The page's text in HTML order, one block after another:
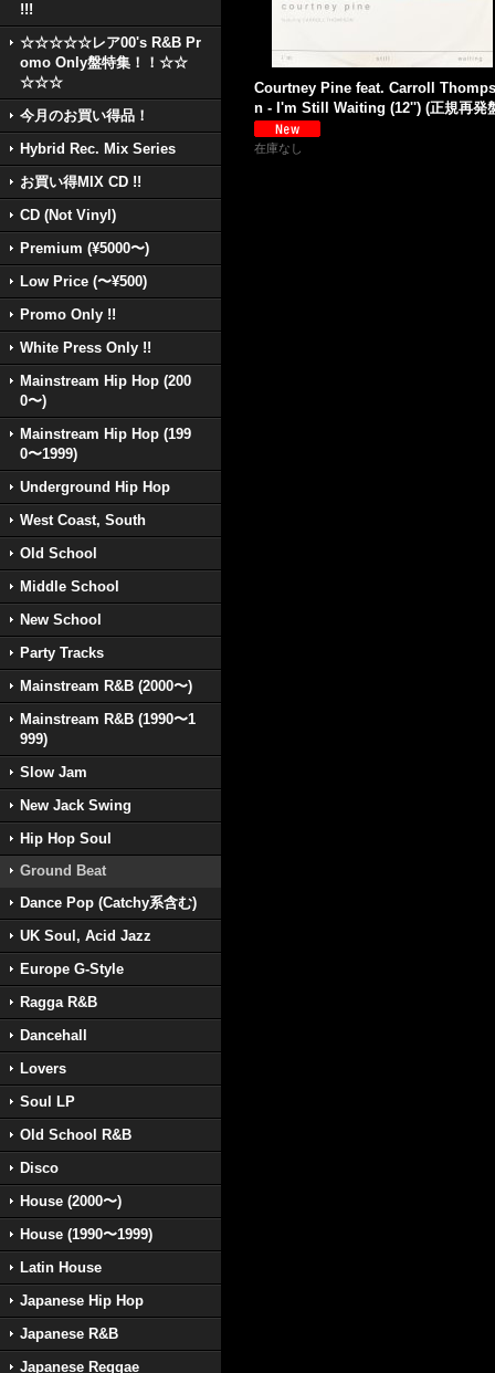
!!!
☆☆☆☆☆レア00's R&B Pr
omo Only盤特集！！☆☆
☆☆☆
今月のお買い得品！
Hybrid Rec. Mix Series
お買い得MIX CD !!
CD (Not Vinyl)
Premium (¥5000〜)
Low Price (〜¥500)
Promo Only !!
White Press Only !!
Mainstream Hip Hop (200
0〜)
Mainstream Hip Hop (199
0〜1999)
Underground Hip Hop
West Coast, South
Old School
Middle School
New School
Party Tracks
Mainstream R&B (2000〜)
Mainstream R&B (1990〜1
999)
Slow Jam
New Jack Swing
Hip Hop Soul
Ground Beat
Dance Pop (Catchy系含む)
UK Soul, Acid Jazz
Europe G-Style
Ragga R&B
Dancehall
Lovers
Soul LP
Old School R&B
Disco
House (2000〜)
House (1990〜1999)
Latin House
Japanese Hip Hop
Japanese R&B
Japanese Reggae
Courtney Pine feat. Carroll
n - I'm Still Waiting (12'') (正規再発
在庫なし